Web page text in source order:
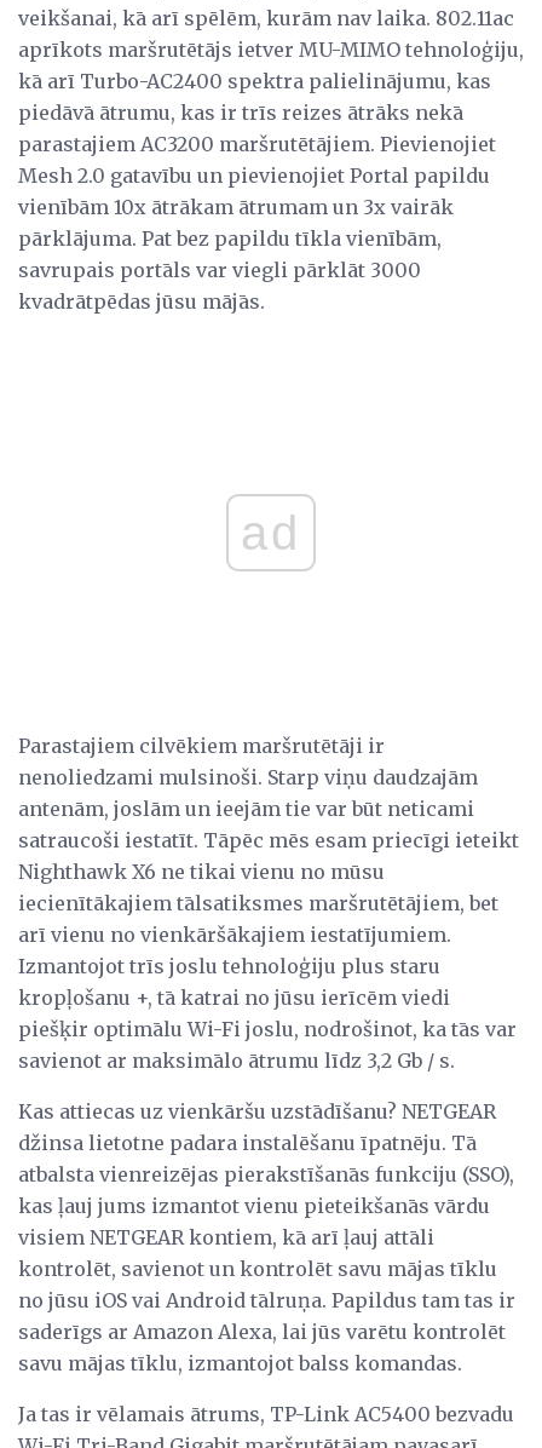
veikšanai, kā arī spēlēm, kurām nav laika. 802.11ac
aprīkots maršrutētājs ietver MU-MIMO tehnoloģiju,
kā arī Turbo-AC2400 spektra palielinājumu, kas
piedāvā ātrumu, kas ir trīs reizes ātrāks nekā
parastajiem AC3200 maršrutētājiem. Pievienojiet
Mesh 2.0 gatavību un pievienojiet Portal papildu
vienībām 10x ātrākam ātrumam un 3x vairāk
pārklājuma. Pat bez papildu tīkla vienībām,
savrupais portāls var viegli pārklāt 3000
kvadrātpēdas jūsu mājās.
ad
Parastajiem cilvēkiem maršrutētāji ir
nenoliedzami mulsinoši. Starp viņu daudzajām
antenām, joslām un ieejām tie var būt neticami
satraucoši iestatīt. Tāpēc mēs esam priecīgi ieteikt
Nighthawk X6 ne tikai vienu no mūsu
iecienītākajiem tālsatiksmes maršrutētājiem, bet
arī vienu no vienkāršākajiem iestatījumiem.
Izmantojot trīs joslu tehnoloģiju plus staru
kropļošanu +, tā katrai no jūsu ierīcēm viedi
piešķir optimālu Wi-Fi joslu, nodrošinot, ka tās var
savienot ar maksimālo ātrumu līdz 3,2 Gb / s.
Kas attiecas uz vienkāršu uzstādīšanu? NETGEAR
džinsa lietotne padara instalēšanu īpatnēju. Tā
atbalsta vienreizējas pierakstīšanās funkciju (SSO),
kas ļauj jums izmantot vienu pieteikšanās vārdu
visiem NETGEAR kontiem, kā arī ļauj attāli
kontrolēt, savienot un kontrolēt savu mājas tīklu
no jūsu iOS vai Android tālruņa. Papildus tam tas ir
saderīgs ar Amazon Alexa, lai jūs varētu kontrolēt
savu mājas tīklu, izmantojot balss komandas.
Ja tas ir vēlamais ātrums, TP-Link AC5400 bezvadu